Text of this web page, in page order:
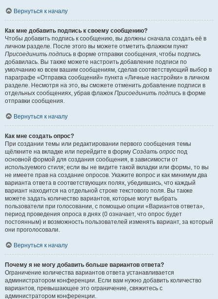
Вернуться к началу
Как мне добавить подпись к своему сообщению?
Чтобы добавить подпись к сообщению, вы должны сначала создать её в
личном разделе. После этого вы можете отметить флажком пункт
Присоединить подпись в форме отправки сообщения, чтобы подпись
добавилась. Вы также можете настроить добавление подписи по
умолчанию ко всем вашим сообщениям, сделав соответствующий выбор в
параграфе «Отправка сообщений» пункта «Личные настройки» в личном
разделе. Несмотря на это, вы сможете отменить добавление подписи в
отдельных сообщениях, убрав флажок Присоединить подпись в форме
отправки сообщения.
Вернуться к началу
Как мне создать опрос?
При создании темы или редактировании первого сообщения темы
щёлкните на вкладке или перейдите в форму Создать опрос под
основной формой для создания сообщения, в зависимости от
используемого стиля; если вы не видите такой вкладки или формы, то вы
не имеете прав на создание опросов. Укажите вопрос и как минимум два
варианта ответа в соответствующих полях, убедившись, что каждый
вариант находится на отдельной строке текстового поля. Вы также
можете задать количество вариантов, которые могут выбрать
пользователи при голосовании, с помощью опции «Вариантов ответа»,
период проведения опроса в днях (0 означает, что опрос будет
постоянным) и возможность пользователей изменять вариант, за который
они проголосовали.
Вернуться к началу
Почему я не могу добавить больше вариантов ответа?
Ограничение количества вариантов ответа устанавливается
администратором конференции. Если вам нужно добавить количество
вариантов, превышающее это ограничение, свяжитесь с
администратором конференции.